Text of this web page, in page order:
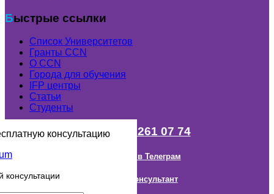
Быстрые ссылки
Список Университетов
Гранты ССN
О ССN
Города для обучения
IFP центры
Статьи
Студенты
+998 (98) 261 07 74
Наш канал в Телеграм
Онлайн Консультант
консультацию
консультации